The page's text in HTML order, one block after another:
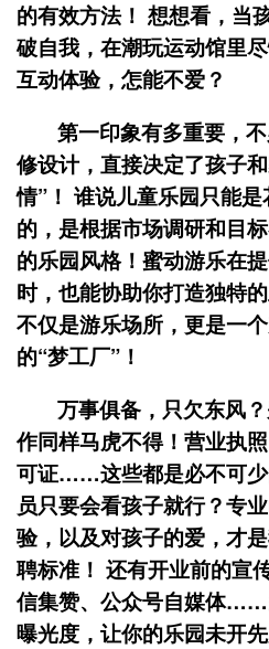
的有效方法！ 想想看，当
破自我，在潮玩运动馆里
互动体验，怎能不爱？
第一印象有多重要，
修设计，直接决定了孩子
情”！ 谁说儿童乐园只能
的，是根据市场调研和目
的乐园风格！蜜动游乐在
时，也能协助你打造独特
不仅是游乐场所，更是一
的“梦工厂”！
万事俱备，只欠东风
作同样马虎不得！营业执
可证……这些都是必不可少
员只要会看孩子就行？专
验，以及对孩子的爱，才
聘标准！ 还有开业前的宣
信集赞、公众号自媒体……
曝光度，让你的乐园未开先